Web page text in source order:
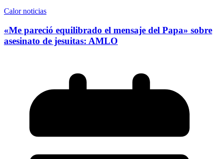
Calor noticias
«Me pareció equilibrado el mensaje del Papa» sobre
asesinato de jesuitas: AMLO